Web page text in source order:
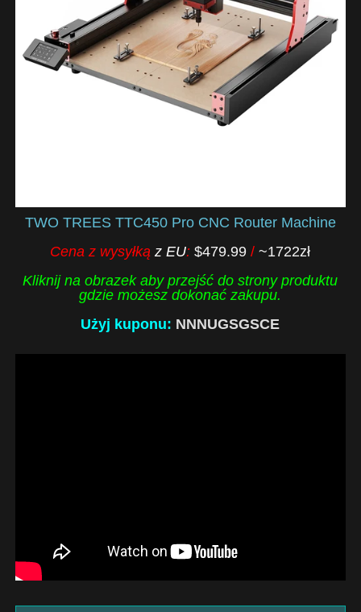
TWO TREES TTC450 Pro CNC Router Machine
Cena z wysyłkąz EU:$479.99/~1722zł
Kliknij na obrazek aby przejść do strony produktu
gdzie możesz dokonać zakupu.
Użyj kuponu: NNNUGSGSCE